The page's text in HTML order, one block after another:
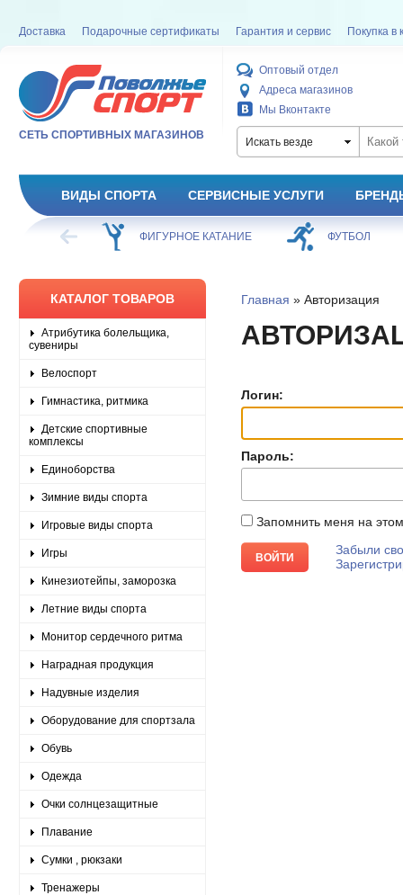
Доставка Подарочные сертификаты Гарантия и сервис Покупка в
СЕТЬ СПОРТИВНЫХ МАГАЗИНОВ
Оптовый отдел
Адреса магазинов
Мы Вконтакте
Искать везде
ВИДЫ СПОРТА СЕРВИСНЫЕ УСЛУГИ
ХОККЕЙ ФИГУРНОЕ КАТАНИЕ ФУТБОЛ
КАТАЛОГ ТОВАРОВ
Атрибутика болельщика,
сувениры
Велоспорт
Гимнастика, ритмика
Детские спортивные
комплексы
Единоборства
Зимние виды спорта
Игровые виды спорта
Игры
Кинезиотейпы, заморозка
Летние виды спорта
Монитор сердечного ритма
Наградная продукция
Надувные изделия
Оборудование для спортзала
Обувь
Одежда
Очки солнцезащитные
Плавание
Сумки , рюкзаки
Тренажеры
Главная » Авторизация
Логин:
Пароль:
Запомнить меня на
Забыли